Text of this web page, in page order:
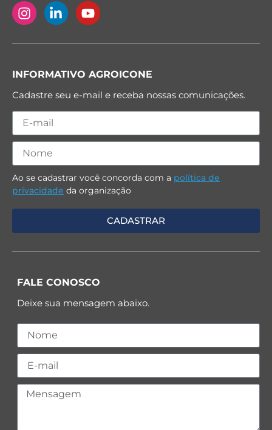
INFORMATIVO AGROICONE
Cadastre seu e-mail e receba nossas comunicações.
Ao se cadastrar você concorda com a política de
privacidade da organização
FALE CONOSCO
Deixe sua mensagem abaixo.